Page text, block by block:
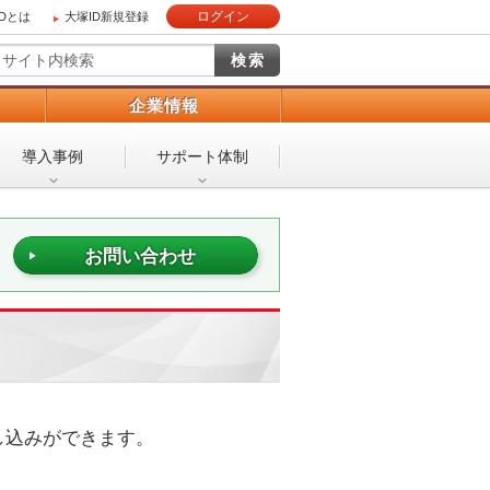
とは 大塚ID新規登録 ログイン
企業情報
導入事例 サポート体制
お問い合わせ
みができます。